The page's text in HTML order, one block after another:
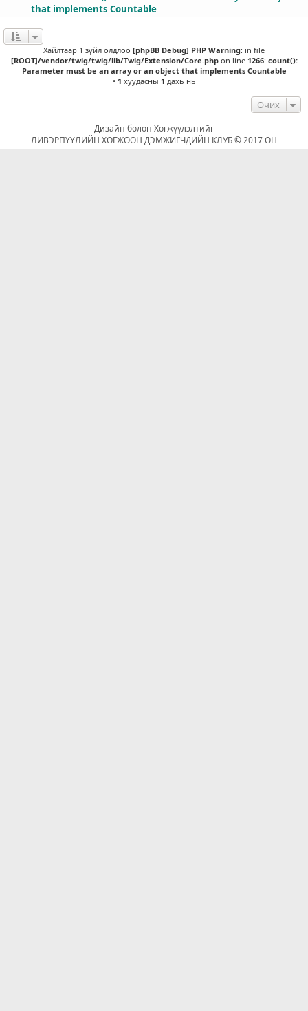
that implements Countable
Хайлтаар 1 зүйл олдлоо [phpBB Debug] PHP Warning: in file
[ROOT]/vendor/twig/twig/lib/Twig/Extension/Core.phpon line 1266: count():
Parameter must be an array or an object that implements Countable
• 1 хуудасны 1 дахь нь
Очих
Дизайн болон Хөгжүүлэлтийг
ЛИВЭРПҮҮЛИЙН ХӨГЖӨӨН ДЭМЖИГЧДИЙН КЛУБ © 2017 ОН